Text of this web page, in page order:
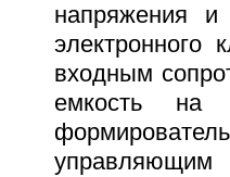
напряжения и
входным
емкость на